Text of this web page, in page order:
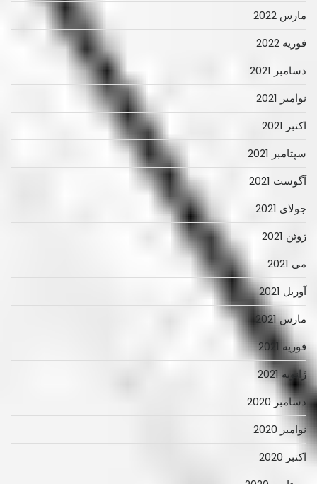
مارس 2022
فوریه 2022
دسامبر 2021
نوامبر 2021
اکتبر 2021
سپتامبر 2021
آگوست 2021
جولای 2021
ژوئن 2021
می 2021
آوریل 2021
مارس 2021
فوریه 2021
ژانویه 2021
دسامبر 2020
نوامبر 2020
اکتبر 2020